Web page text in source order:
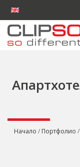
Начало / Портфолио /